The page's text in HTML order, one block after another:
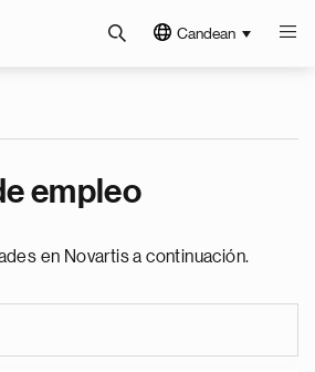
Candean
empleo
en Novartis a continuación.